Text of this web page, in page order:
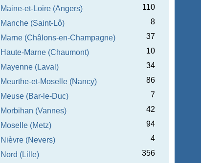
Maine-et-Loire (Angers)
110
Manche (Saint-Lô)
8
Marne (Châlons-en-Champagne)
37
Haute-Marne (Chaumont)
10
Mayenne (Laval)
34
Meurthe-et-Moselle (Nancy)
86
Meuse (Bar-le-Duc)
7
Morbihan (Vannes)
42
Moselle (Metz)
94
Nièvre (Nevers)
4
Nord (Lille)
356